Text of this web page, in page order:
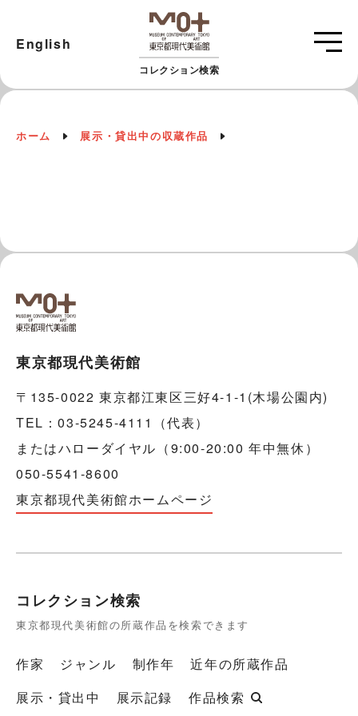
コレクション検索
English
ホーム 展示・貸出中の収蔵作品
東京都現代美術館
〒135-0022 東京都江東区三好4-1-1(木場公園内)
TEL：03-5245-4111（代表）
またはハローダイヤル（9:00-20:00 年中無休）
050-5541-8600
東京都現代美術館ホームページ
コレクション検索
東京都現代美術館の所蔵作品を検索できます
作家 ジャンル 制作年
近年の所蔵作品
展示・貸出中
展示記録 作品検索